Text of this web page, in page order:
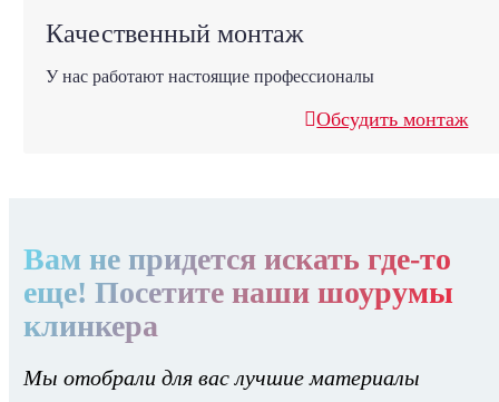
Качественный монтаж
У нас работают настоящие профессионалы
Обсудить монтаж
Вам не придется искать где-то
еще! Посетите наши шоурумы
клинкера
Мы отобрали для вас лучшие материалы